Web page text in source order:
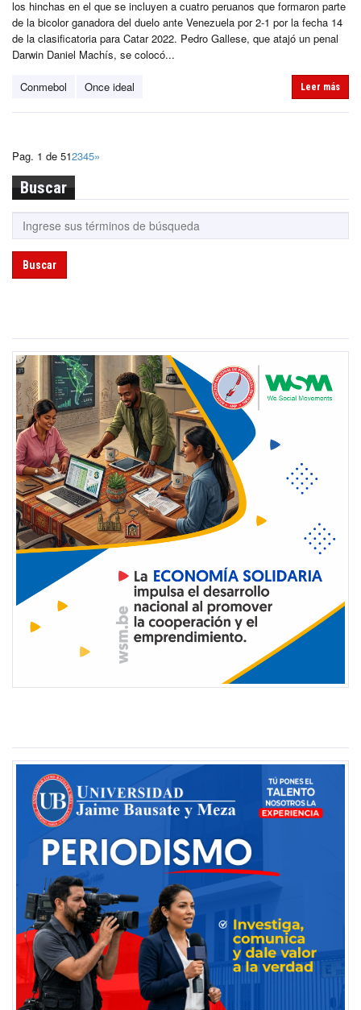
los hinchas en el que se incluyen a cuatro peruanos que formaron parte
de la bicolor ganadora del duelo ante Venezuela por 2-1 por la fecha 14
de la clasificatoria para Catar 2022. Pedro Gallese, que atajó un penal
Darwin Daniel Machís, se colocó...
Conmebol Once ideal Leer más
Pag. 1 de 512345»
Buscar
Buscar